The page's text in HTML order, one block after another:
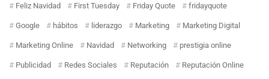
Feliz Navidad First Tuesday Friday Quote fridayquote
Google hábitos liderazgo Marketing Marketing Digital
Marketing Online Navidad Networking prestigia online
Publicidad Redes Sociales Reputación Reputación Online